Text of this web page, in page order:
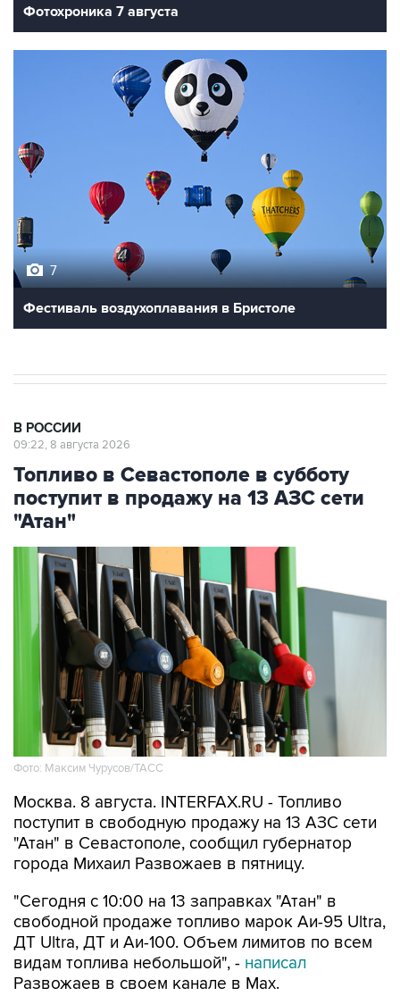
Фотохроника 7 августа
7
Фестиваль воздухоплавания в Бристоле
В РОССИИ
09:22, 8 августа 2026
Топливо в Севастополе в субботу
поступит в продажу на 13 АЗС сети
"Атан"
Фото: Максим Чурусов/ТАСС
Москва. 8 августа. INTERFAX.RU - Топливо
поступит в свободную продажу на 13 АЗС сети
"Атан" в Севастополе, сообщил губернатор
города Михаил Развожаев в пятницу.
"Сегодня с 10:00 на 13 заправках "Атан" в
свободной продаже топливо марок Аи-95 Ultra,
ДТ Ultra, ДТ и Аи-100. Объем лимитов по всем
видам топлива небольшой", - написал
Развожаев в своем канале в Max.